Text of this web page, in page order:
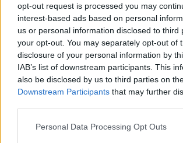
opt-out request is processed you may
interest-based ads based on personal
us or personal information disclosed to third
your opt-out. You may separately opt-out of
disclosure of your personal information by
IAB’s list of downstream participants. This
also be disclosed by us to third parties on
Downstream Participants that may further
Please note that this website/app uses one
Personal Data Processing Opt Outs
ΗΤάνια Μπρεάζου, η οποία
τον Θανάση Αλευρά, τον Ίαν
Ησαΐα Ματιάμπα διαγωνίζονται
πρώτη θέση του μουσικού
διαγωνισμού, έκανε πράξη την
είχε δώσει στη μητέρα της και
τραγούδησε Celine Dion. Η
είναι το soundtrack της ταινίας «